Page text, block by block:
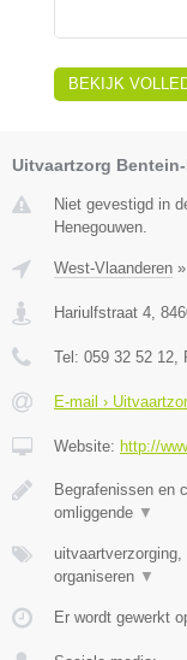
BEKIJK
Uitvaartzorg
Niet gevestigd in
Henegouwen.
West-Vlaanderen »
Hariulfstraat 4
Tel: 059 32 52 12
E-mail ›
Website: http://
Begrafenissen en
omliggende ▼
organiseren ▼
Er wordt gewerkt